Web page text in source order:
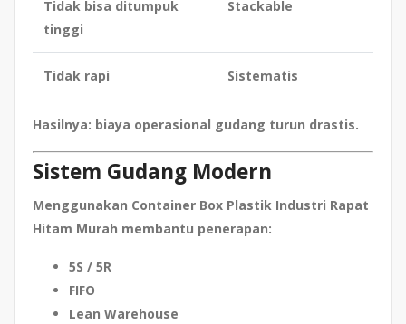
Tidak bisa ditumpuk
tinggi
Stackable
Tidak rapi Sistematis
Hasilnya: biaya operasional gudang turun drastis.
Sistem Gudang Modern
Menggunakan Container Box Plastik Industri Rapat
Hitam Murah membantu penerapan:
5S / 5R
FIFO
Lean Warehouse